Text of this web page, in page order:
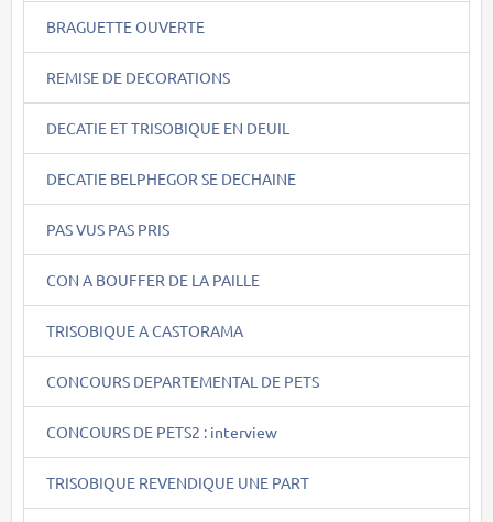
BRAGUETTE OUVERTE
REMISE DE DECORATIONS
DECATIE ET TRISOBIQUE EN DEUIL
DECATIE BELPHEGOR SE DECHAINE
PAS VUS PAS PRIS
CON A BOUFFER DE LA PAILLE
TRISOBIQUE A CASTORAMA
CONCOURS DEPARTEMENTAL DE PETS
CONCOURS DE PETS2 : interview
TRISOBIQUE REVENDIQUE UNE PART